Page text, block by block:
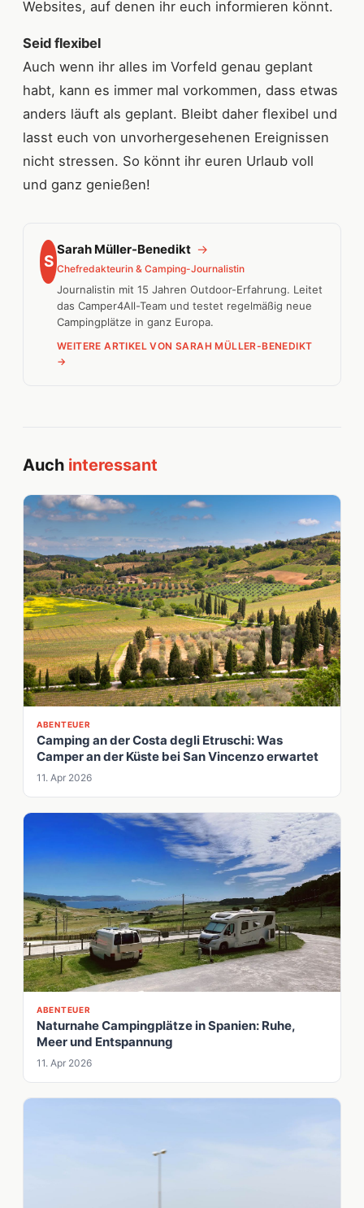
Websites, auf denen ihr euch informieren könnt.
Seid flexibel
Auch wenn ihr alles im Vorfeld genau geplant
habt, kann es immer mal vorkommen, dass etwas
anders läuft als geplant. Bleibt daher flexibel und
lasst euch von unvorhergesehenen Ereignissen
nicht stressen. So könnt ihr euren Urlaub voll
und ganz genießen!
S
Sarah Müller-Benedikt →
Chefredakteurin & Camping-Journalistin
Journalistin mit 15 Jahren Outdoor-Erfahrung. Leitet
das Camper4All-Team und testet regelmäßig neue
Campingplätze in ganz Europa.
WEITERE ARTIKEL VON SARAH MÜLLER-BENEDIKT
→
Auch interessant
ABENTEUER
Camping an der Costa degli Etruschi: Was
Camper an der Küste bei San Vincenzo erwartet
11. Apr 2026
ABENTEUER
Naturnahe Campingplätze in Spanien: Ruhe,
Meer und Entspannung
11. Apr 2026